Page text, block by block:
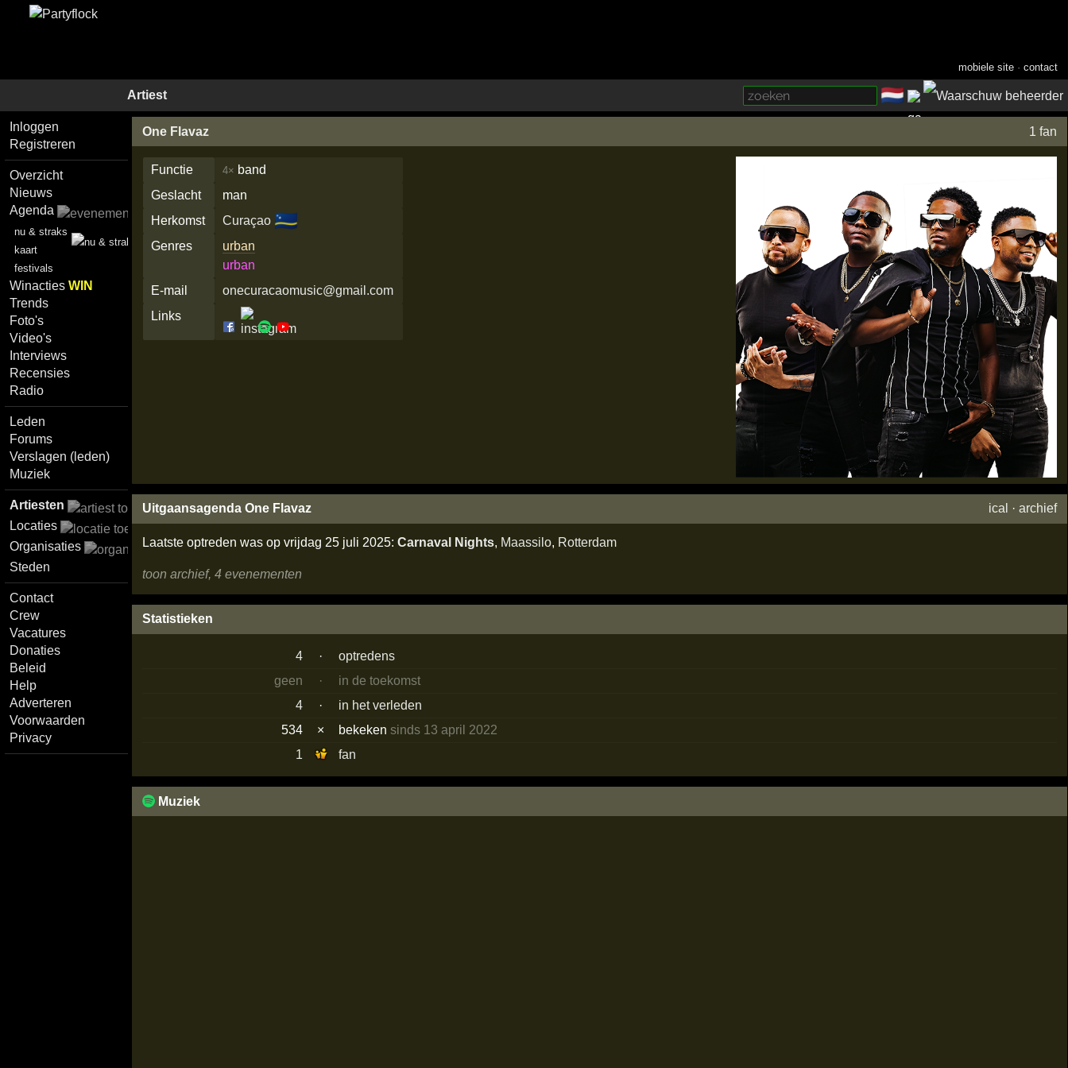
mobiele site ·contact
Artiest 🇳🇱
Inloggen
Registreren
Overzicht
Nieuws
Agenda
nu & straks
kaart
festivals
WinactiesWIN
Trends
Foto's
Video's
Interviews
Recensies
Radio
Leden
Forums
Verslagen (leden)
Muziek
Artiesten
Locaties
Organisaties
Steden
Contact
Crew
Vacatures
Donaties
Beleid
Help
Adverteren
Voorwaarden
Privacy
One Flavaz 1 fan
Functie 4× band
Geslacht
man
Herkomst
Curaçao 🇨🇼
Genres
urban
urban
E-mail
onecuracaomusic@gmail.com
Links
Uitgaansagenda One Flavaz ical ·archief
Laatste optreden was op vrijdag 25 juli 2025: Carnaval Nights, Maassilo, Rotterdam
toon archief, 4 evenementen
Statistieken
4 ·
optredens
geen
·
in de toekomst
4
·
in het verleden
534
× bekekensinds 13 april 2022
1
fan
Muziek